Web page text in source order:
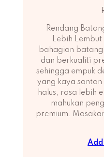
Rendang
Lebih
bahagian
dan berkualiti
sehingga empuk
yang kaya santan
halus, rasa lebih
mahukan
premium.